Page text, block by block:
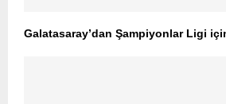
Galatasaray’dan Şampiyonlar Ligi